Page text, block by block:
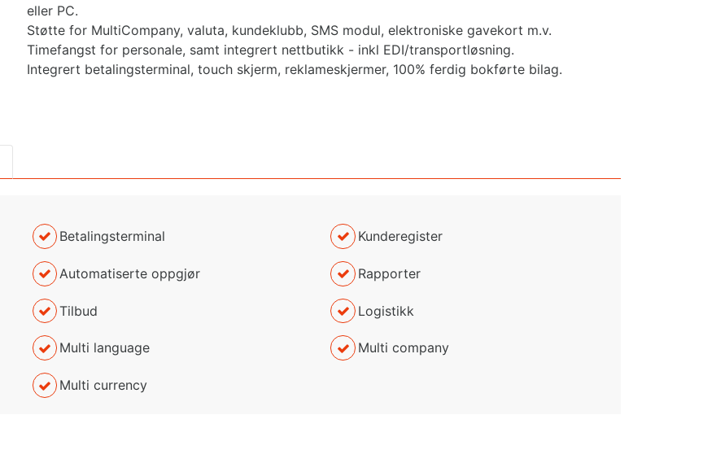
eller PC.
Støtte for MultiCompany, valuta, kundeklubb, SMS modul, elektroniske gavekort m.v.
Timefangst for personale, samt integrert nettbutikk - inkl EDI/transportløsning.
Integrert betalingsterminal, touch skjerm, reklameskjermer, 100% ferdig bokførte bilag.
Betalingsterminal Kunderegister
Automatiserte oppgjør Rapporter
Tilbud Logistikk
Multi language Multi company
Multi currency